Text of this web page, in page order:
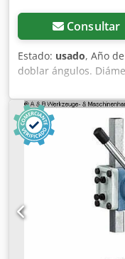
Consultar
Estado: usado, Año
doblar ángulos.
brazo de doblado:
en cuenta que la
lista para ser
realizar una
funcionamiento ni
anuncio incluye las
mejor calidad
enviar más